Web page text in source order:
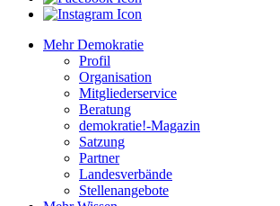
Mehr Demokratie
Profil
Organisation
Mitgliederservice
Beratung
demokratie!-Magazin
Satzung
Partner
Landesverbände
Stellenangebote